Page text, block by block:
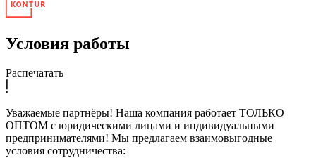
Условия работы
Распечатать
Уважаемые партнёры! Наша компания работает ТОЛЬКО
ОПТОМ с юридическими лицами и индивидуальными
предпринимателями! Мы предлагаем взаимовыгодные
условия сотрудничества: